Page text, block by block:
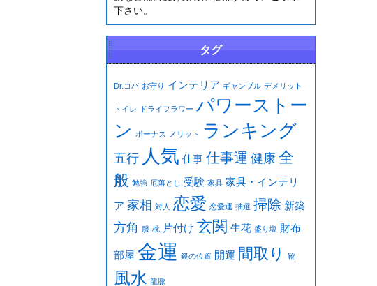
下さい。
タグ
Dr.コパ お守り インテリア ギャンブル デメリット
トイレ ドライフラワー パワーストー
ン
ボーナス メリット ランキング
五行 人気 仕事 仕事運 健康 全
般 勉強 厄落とし 受験 家具 家具・インテリ
ア 家相 対人 恋愛 恋愛運 抽選 掃除 新築
方角 服 枕 片付け 玄関 生花 盛り塩 財布
部屋 金運 鏡の位置 開運 間取り 靴
風水 龍脈